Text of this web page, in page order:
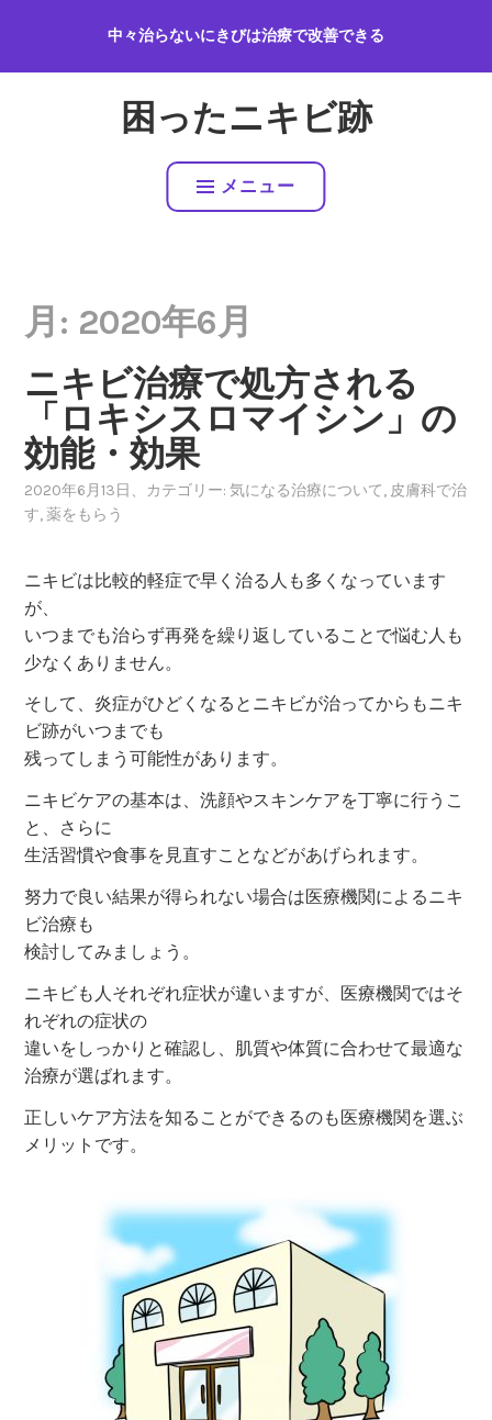
テ
中々治らないにきびは治療で改善できる
困ったニキビ跡
メニュー
月: 2020年6月
ニキビ治療で処方される
「ロキシスロマイシン」の
効能・効果
2020年6月13日 、カテゴリー:気になる治療について, 皮膚科で治
す,薬をもらう
ニキビは比較的軽症で早く治る人も多くなっています
が、
いつまでも治らず再発を繰り返していることで悩む人も
少なくありません。
そして、炎症がひどくなるとニキビが治ってからもニキ
ビ跡がいつまでも
残ってしまう可能性があります。
ニキビケアの基本は、洗顔やスキンケアを丁寧に行うこ
と、さらに
生活習慣や食事を見直すことなどがあげられます。
努力で良い結果が得られない場合は医療機関によるニキ
ビ治療も
検討してみましょう。
ニキビも人それぞれ症状が違いますが、医療機関ではそ
れぞれの症状の
違いをしっかりと確認し、肌質や体質に合わせて最適な
治療が選ばれます。
正しいケア方法を知ることができるのも医療機関を選ぶ
メリットです。